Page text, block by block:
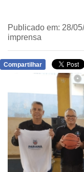
Publicado em: 28/
imprensa
Compartilhar